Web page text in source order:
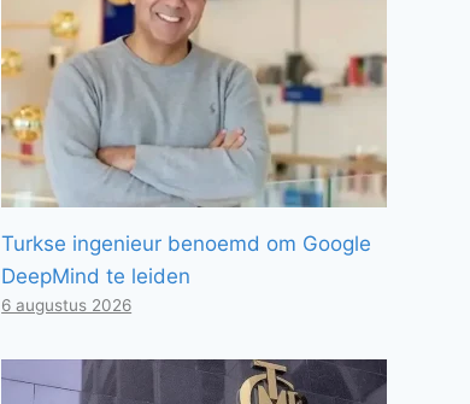
Turkse ingenieur benoemd om Google
DeepMind te leiden
6 augustus 2026